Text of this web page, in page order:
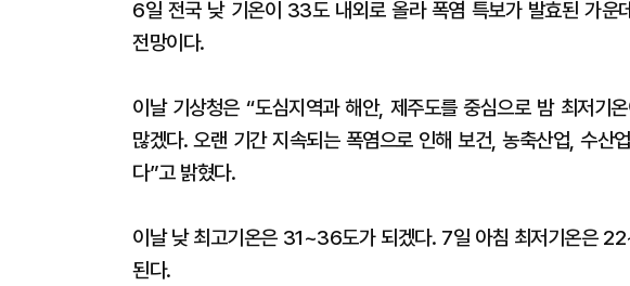
6일 전국 낮 기온이 33도 내외로 올라 폭염 특보가 발효된 가운
전망이다.
이날 기상청은 “도심지역과 해안, 제주도를 중심으로 밤 최저기
많겠다. 오랜 기간 지속되는 폭염으로 인해 보건, 농축산업, 수산
다”고 밝혔다.
이날 낮 최고기온은 31~36도가 되겠다. 7일 아침 최저기온은
된다.